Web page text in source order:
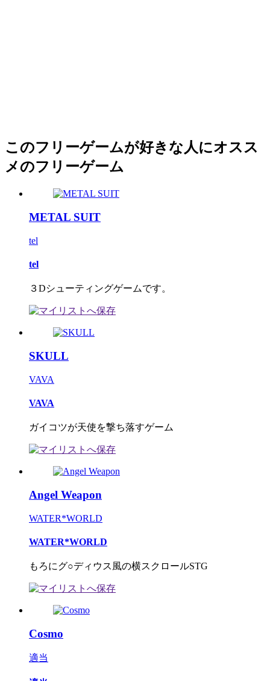
このフリーゲームが好きな人にオスス
メのフリーゲーム
METAL SUIT
tel
tel
３Dシューティングゲームです。
SKULL
VAVA
VAVA
ガイコツが天使を撃ち落すゲーム
Angel Weapon
WATER*WORLD
WATER*WORLD
もろにグ○ディウス風の横スクロールSTG
Cosmo
適当